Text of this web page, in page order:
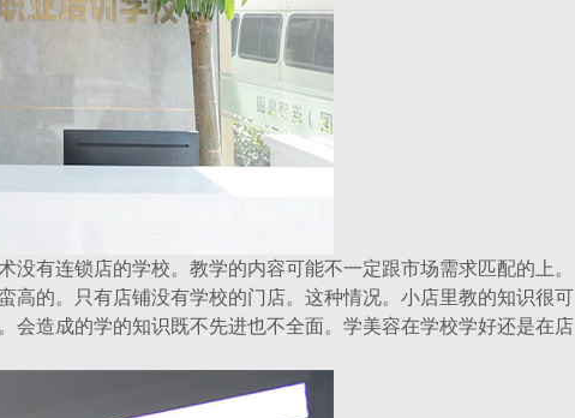
有连锁店的学校。教学的内容可能不一定跟市场需求匹配的上。
高的。只有店铺没有学校的门店。这种情况。小店里教的知识很可
会造成的学的知识既不先进也不全面。学美容在学校学好还是在店